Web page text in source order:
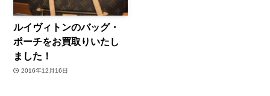
ルイヴィトンのバッグ・
ポーチをお買取りいたし
ました！
2016年12月16日